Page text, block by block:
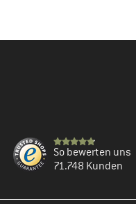
So bewerten uns
71.748 Kunden